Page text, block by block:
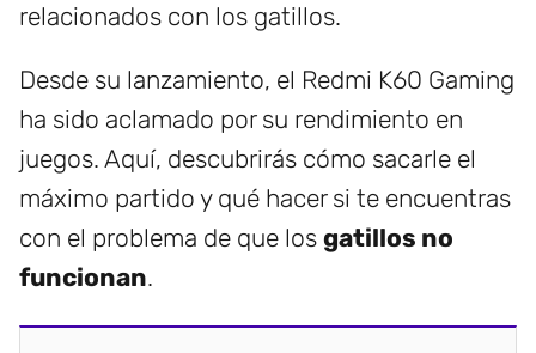
relacionados con los gatillos.
Desde su lanzamiento, el Redmi K60 Gaming
ha sido aclamado por su rendimiento en
juegos. Aquí, descubrirás cómo sacarle el
máximo partido y qué hacer si te encuentras
con el problema de que los gatillos no
funcionan.